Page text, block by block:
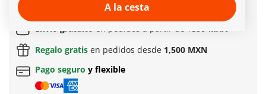
3 a 5 días hábiles!
Envío gratuito en pedidos a partir de $399 MXN
Regalo gratis en pedidos desde 1,500 MXN
Pago seguro y flexible
A la cesta